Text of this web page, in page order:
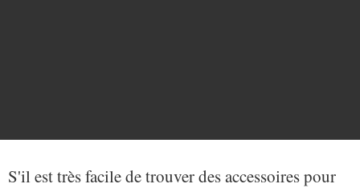
S'il est très facile de trouver des accessoires pour